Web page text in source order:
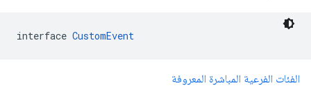
interface CustomEvent
الفئات الفرعية المباشرة المعروفة